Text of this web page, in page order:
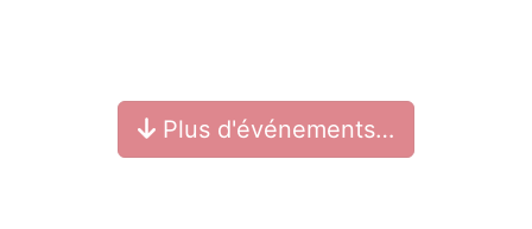
Plus d'événements…